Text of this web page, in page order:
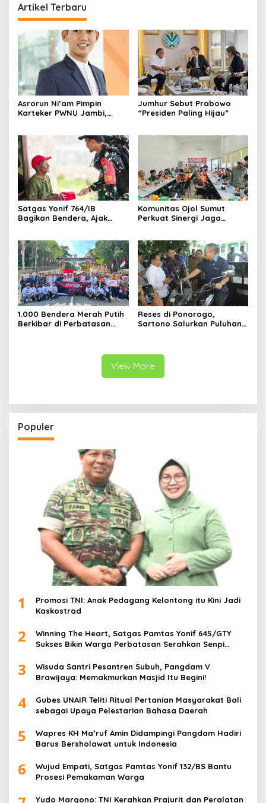
Artikel Terbaru
Asrorun Ni’am Pimpin
Karteker PWNU Jambi,
Kedua NU
Jumhur Sebut Prabowo
“Presiden Paling Hijau”
Satgas Yonif 764/IB
Bagikan Bendera, Ajak
Komunitas Ojol Sumut
Perkuat Sinergi Jaga
1.000 Bendera Merah Putih
Berkibar di Perbatasan
Reses di Ponorogo,
Sartono Salurkan Puluhan
View More
Populer
1
Promosi TNI: Anak Pedagang Kelontong itu Kini Jadi
Kaskostrad
2
Winning The Heart, Satgas Pamtas Yonif 645/GTY
Sukses Bikin Warga Perbatasan Serahkan Senpi
3
Wisuda Santri Pesantren Subuh, Pangdam V
Brawijaya: Memakmurkan Masjid Itu Begini!
4
Gubes UNAIR Teliti Ritual Pertanian Masyarakat Bali
sebagai Upaya Pelestarian Bahasa Daerah
5
Wapres KH Ma’ruf Amin Didampingi Pangdam Hadiri
Barus Bersholawat untuk Indonesia
6
Wujud Empati, Satgas Pamtas Yonif 132/BS Bantu
Prosesi Pemakaman Warga
Yudo Margono: TNI Kerahkan Prajurit dan Peralatan